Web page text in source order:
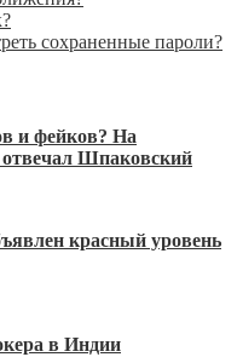
сохраненные пароли?
и фейков? На
Шпаковский
красный уровень
в Индии